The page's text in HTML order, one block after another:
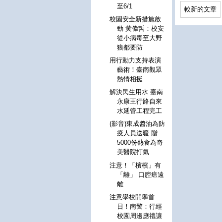
較新的文章
至6/1
校園安全新措施啟
動 黃偉哲：校安
從小病毒至大野
狼都要防
用行動力支持表演
藝術！臺南觀眾
熱情相挺
解決民生用水 臺南
永康王行路自來
水延管工程完工
(影音)東成醬油為防
疫人員送暖 贈
5000份熱食為奇
美醫院打氣
注意！「檳檳」有
「離」 口腔癌遠
離
注意學校開學首
日！南警：行經
校園周邊應禮讓